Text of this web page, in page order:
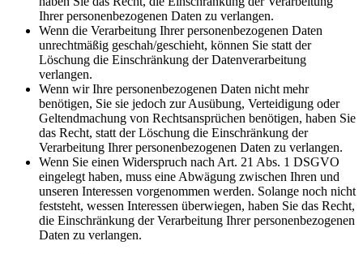
Ihrer personenbezogenen Daten zu verlangen.
Wenn die Verarbeitung Ihrer personenbezogenen Daten
unrechtmäßig geschah/geschieht, können Sie statt der
Löschung die Einschränkung der Datenverarbeitung
verlangen.
Wenn wir Ihre personenbezogenen Daten nicht mehr
benötigen, Sie sie jedoch zur Ausübung, Verteidigung oder
Geltendmachung von Rechtsansprüchen benötigen, haben Sie
das Recht, statt der Löschung die Einschränkung der
Verarbeitung Ihrer personenbezogenen Daten zu verlangen.
Wenn Sie einen Widerspruch nach Art. 21 Abs. 1 DSGVO
eingelegt haben, muss eine Abwägung zwischen Ihren und
unseren Interessen vorgenommen werden. Solange noch nicht
feststeht, wessen Interessen überwiegen, haben Sie das Recht,
die Einschränkung der Verarbeitung Ihrer personenbezogenen
Daten zu verlangen.